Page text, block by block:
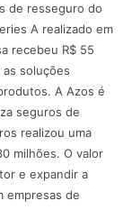
de resseguro do
A realizado em
recebeu R$ 55
as soluções
A Azos é
seguros de
realizou uma
milhões. O valor
e expandir a
empresas de